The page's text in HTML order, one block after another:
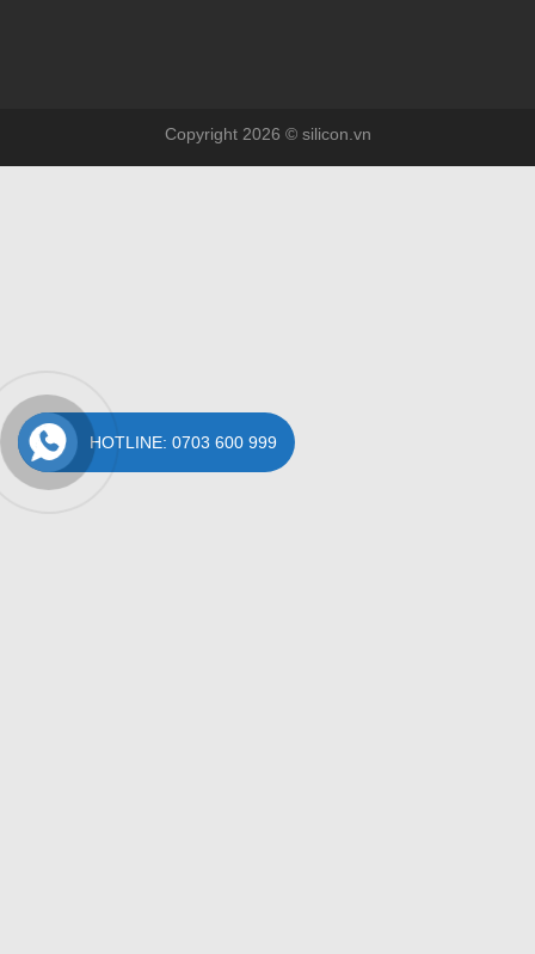
Copyright 2026 © silicon.vn
HOTLINE: 0703 600 999